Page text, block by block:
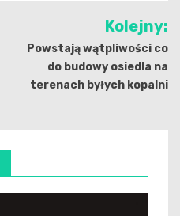
Kolejny:
Powstają wątpliwości co
do budowy osiedla na
terenach byłych kopalni